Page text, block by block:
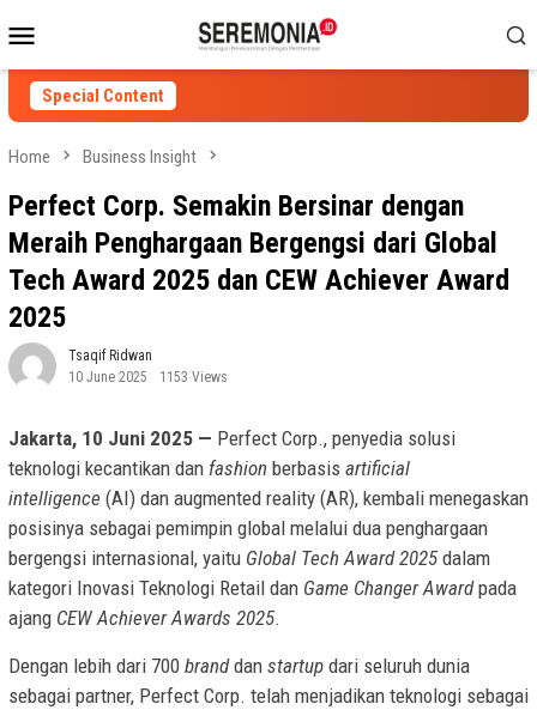
to
contentMenu
Special Content
Home Business Insight
Perfect Corp. Semakin Bersinar dengan
Meraih Penghargaan Bergengsi dari Global
Tech Award 2025 dan CEW Achiever Award
2025
Tsaqif Ridwan
10 June 2025
1153 Views
Jakarta, 10 Juni 2025 — Perfect Corp., penyedia solusi
teknologi kecantikan dan fashion berbasis artificial
intelligence (AI) dan augmented reality (AR), kembali menegaskan
posisinya sebagai pemimpin global melalui dua penghargaan
bergengsi internasional, yaitu Global Tech Award 2025dalam
kategori Inovasi Teknologi Retail dan Game Changer Awardpada
ajang CEW Achiever Awards 2025.
Dengan lebih dari 700 branddan startup dari seluruh dunia
sebagai partner, Perfect Corp. telah menjadikan teknologi sebagai